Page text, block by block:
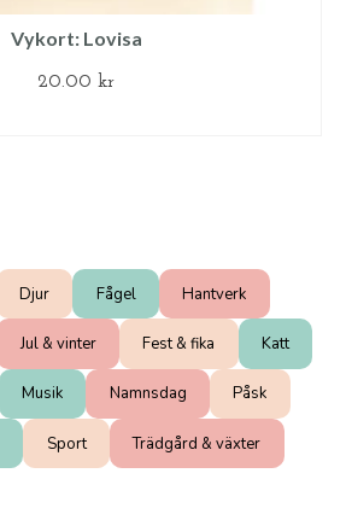
Vykort: Lovisa
20.00 kr
Djur Fågel Hantverk
Jul & vinter Fest & fika Katt
Musik Namnsdag Påsk
Sport Trädgård & växter